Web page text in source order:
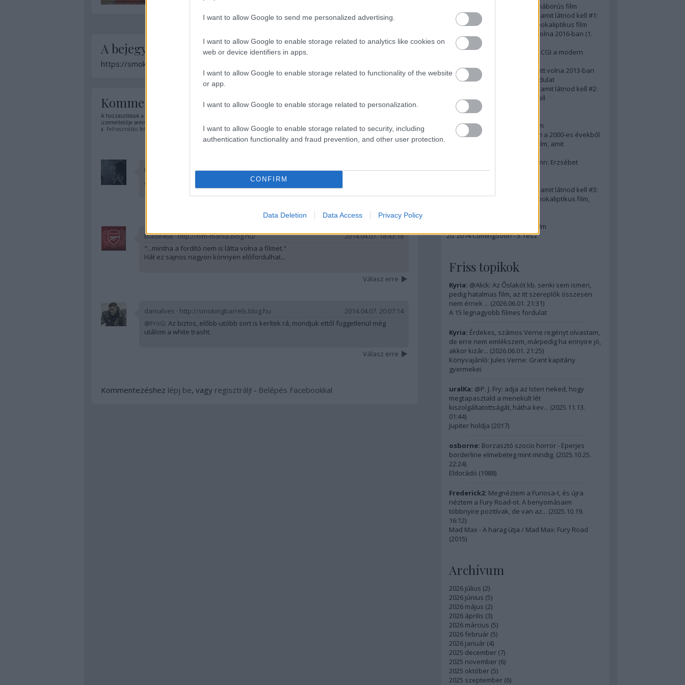
I want to allow Google to send me personalized advertising.
I want to allow Google to enable storage related to analytics like cookies on
web or device identifiers in apps.
I want to allow Google to enable storage related to functionality of the website
or app.
I want to allow Google to enable storage related to personalization.
I want to allow Google to enable storage related to security, including
authentication functionality and fraud prevention, and other user protection.
CONFIRM
Data Deletion Data Access Privacy Policy
A bejegyzés trackback címe:
https://smokingbarrels.blog.hu/api/trackback/id/5965766
Kommentek:
A hozzászólások a
üzemeltetője semmilyen felelősséget nem vállal, azokat nem ellenőrzi. Kifogás esetén forduljon a blog szerkesztőjéhez. Részletek
a Felhasználási feltételekben adatvédelmi tájékoztatóban.
FroG http://smokingbarrels.blog.hu/
2014.04.07. 16:48:47
A kritikában leírtak alapján a Hesher is neked való alkotás! ;)
Blade468·http://film-mania.blog.hu/
2014.04.07. 18:43:18
"...mintha a fordító nem is látta volna a filmet."
Hát ez sajnos nagyon könnyen előfordulhat...
Válasz erre
danialves · http://smokingbarrels.blog.hu
2014.04.07. 20:07:14
@FroG: Az biztos, előbb-utóbb sort is kerítek rá, mondjuk ettől függetlenül még
utálom a white trasht.
Válasz erre
Kommentezéshez lépj be, vagy regisztrálj! ‐ Belépés Facebookkal
A 10 legjobb második világháborús film
50 posztapokaliptikus film, amit látnod kell #1:
A 10 legkreatívabb posztapokaliptikus film
20 film, amit látnod kellett volna 2016-ban (1.
rész)
Ezért néz ki borzasztóan a CGI a modern
15(+1) film, amit látnod kellett volna 2013-ban
A 15 legnagyobb filmes fordulat
50 posztapokaliptikus film, amit látnod kell #2:
10 zombifilm, amit látnod kell
A 10 legjobb gengszterfilm
A 10 legjobb Brad Pitt-film
A 10 legjobb Mel Gibson-film
Az igazi 10 legjobb akciófilm a 2000-es évekből
10 iszonyatos magyar filmcím, amit
Könyvkritika: Brigitte Hamann: Erzsébet
királyné (2019)
50 posztapokaliptikus film, amit látnod kell #3:
10 (nem is annyira) posztapokaliptikus film,
A 10 legjobb Matt Damon-film
2014 ComingSoon - 5. rész
Friss topikok
Kyria: @Alick: Az Őslakót kb. senki sem ismeri,
pedig hatalmas film, az itt szereplők összesen
nem érnek ... (2026.06.01. 21:31)
A 15 legnagyobb filmes fordulat
Kyria: Érdekes, számos Verne regényt olvastam,
de erre nem emlékszem, márpedig ha ennyire jó,
akkor kizár... (2026.06.01. 21:25)
Könyvajánló: Jules Verne: Grant kapitány
gyermekei
uralKa: @P. J. Fry: adja az Isten neked, hogy
megtapasztald a menekült lét
kiszolgáltatottságát, hátha kev... (2025.11.13.
01:44)
Jupiter holdja (2017)
osborne: Borzasztó szocio horror - Eperjes
borderline elmebeteg mint mindig. (2025.10.25.
22:24)
Eldorádó (1988)
Frederick2: Megnéztem a Furiosa-t, és újra
néztem a Fury Road-ot. A benyomásaim
többnyire pozitívak, de van az... (2025.10.19.
16:12)
Mad Max - A harag útja / Mad Max: Fury Road
(2015)
Archívum
2026 július (2)
2026 június (5)
2026 május (2)
2026 április (3)
2026 március (5)
2026 február (5)
2026 január (4)
2025 december (7)
2025 november (6)
2025 október (5)
2025 szeptember (6)